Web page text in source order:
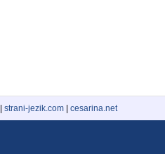
strani-jezik.com cesarina.net